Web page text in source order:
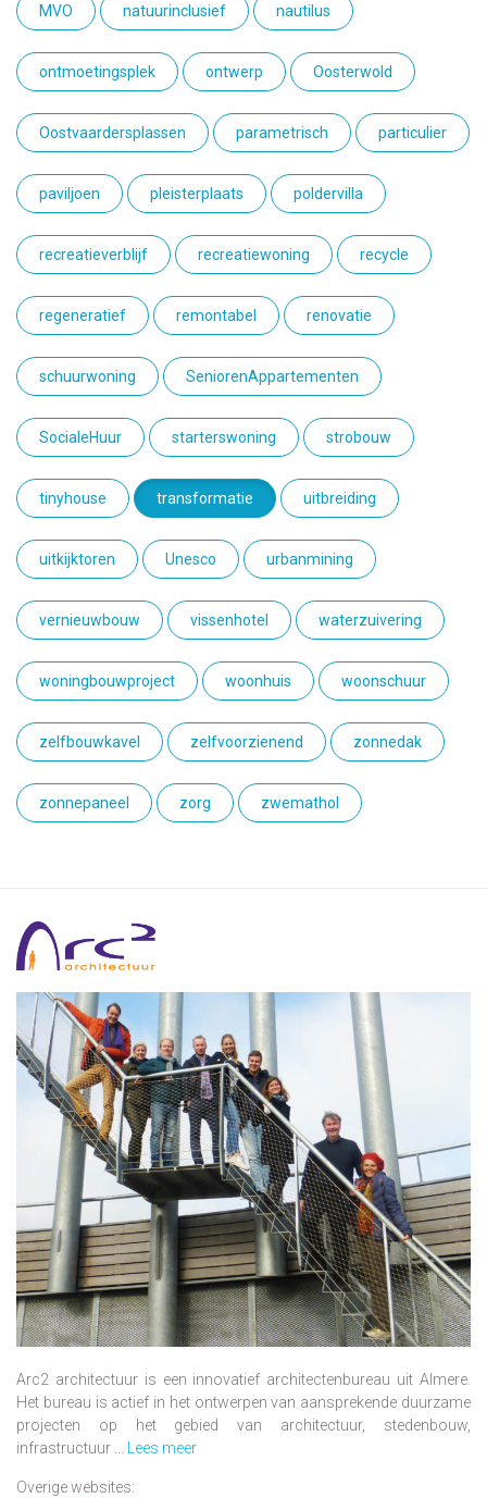
MVO natuurinclusief nautilus
ontmoetingsplek ontwerp Oosterwold
Oostvaardersplassen parametrisch particulier
paviljoen pleisterplaats poldervilla
recreatieverblijf recreatiewoning recycle
regeneratief remontabel renovatie
schuurwoning SeniorenAppartementen
SocialeHuur starterswoning strobouw
tinyhouse transformatie uitbreiding
uitkijktoren Unesco urbanmining
vernieuwbouw vissenhotel waterzuivering
woningbouwproject woonhuis woonschuur
zelfbouwkavel zelfvoorzienend zonnedak
zonnepaneel zorg zwemathol
Arc2 architectuur is een innovatief architectenbureau uit Almere.
Het bureau is actief in het ontwerpen van aansprekende duurzame
projecten op het gebied van architectuur, stedenbouw,
infrastructuur ...
Lees meer
Overige websites: